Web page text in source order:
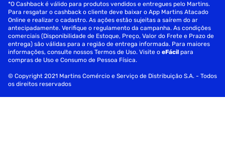
*O Cashback é válido para produtos vendidos e entregues pelo Martins.
Para resgatar o cashback o cliente deve baixar o App Martins Atacado
Online e realizar o cadastro. As ações estão sujeitas a saírem do ar
antecipadamente. Verifique o regulamento da campanha. As condições
comerciais (Disponibilidade de Estoque, Preço, Valor do Frete e Prazo de
entrega) são válidas para a região de entrega informada. Para maiores
informações, consulte nossos Termos de Uso. Visite oeFácil para
compras de Uso e Consumo de Pessoa Física.
© Copyright 2021 Martins Comércio e Serviço de Distribuição S.A. - Todos
os direitos reservados